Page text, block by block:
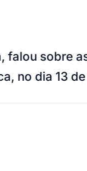
sobre
no dia 13